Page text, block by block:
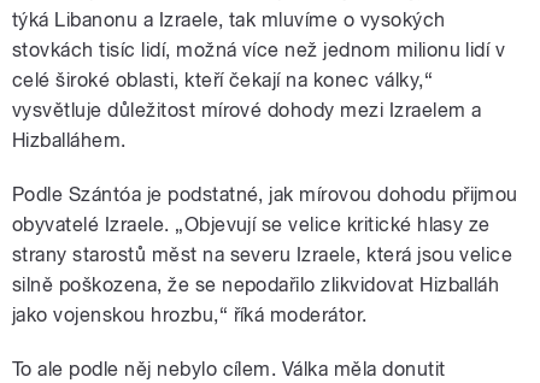
týká Libanonu a Izraele, tak mluvíme o vysokých
stovkách tisíc lidí, možná více než jednom milionu lidí v
celé široké oblasti, kteří čekají na konec války,“
vysvětluje důležitost mírové dohody mezi Izraelem a
Hizballáhem.
Podle Szántóa je podstatné, jak mírovou dohodu přijmou
obyvatelé Izraele. „Objevují se velice kritické hlasy ze
strany starostů měst na severu Izraele, která jsou velice
silně poškozena, že se nepodařilo zlikvidovat Hizballáh
jako vojenskou hrozbu,“ říká moderátor.
To ale podle něj nebylo cílem. Válka měla donutit